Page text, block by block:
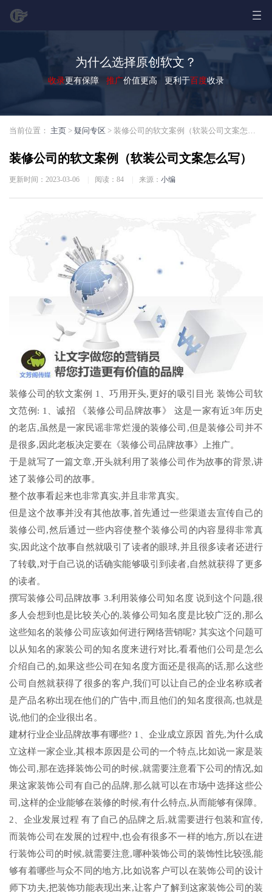
为什么选择原创软文？
收录更有保障 推广价值更高 更利于百度收录
当前位置： 主页 > 疑问专区 > 装修公司的软文案例（软装公司文案怎么写）
装修公司的软文案例（软装公司文案怎么写）
更新时间：2023-03-06 阅读： 84 来源： 小编
装修公司的软文案例 1、巧用开头,更好的吸引目光 装饰公司软
文范例: 1、诚招 《装修公司品牌故事》 这是一家有近3年历史
的老店,虽然是一家民谣非常烂漫的装修公司,但是装修公司并不
是很多,因此老板决定要在《装修公司品牌故事》上推广。
于是就写了一篇文章,开头就利用了装修公司作为故事的背景,讲
述了装修公司的故事。
整个故事看起来也非常真实,并且非常真实。
但是这个故事并没有其他故事,首先通过一些渠道去宣传自己的
装修公司,然后通过一些内容使整个装修公司的内容显得非常真
实,因此这个故事自然就吸引了读者的眼球,并且很多读者还进行
了转载,对于自己说的话确实能够吸引到读者,自然就获得了更多
的读者。
撰写装修公司品牌故事 3.利用装修公司知名度 说到这个问题,很
多人会想到也是比较关心的,装修公司知名度是比较广泛的,那么
这些知名的装修公司应该如何进行网络营销呢? 其实这个问题可
以从知名的家装公司的知名度来进行对比,看看他们公司是怎么
介绍自己的,如果这些公司在知名度方面还是很高的话,那么这些
公司自然就获得了很多的客户,我们可以让自己的企业名称或者
是产品名称出现在他们的广告中,而且他们的知名度很高,也就是
说,他们的企业很出名。
建材行业企业品牌故事有哪些? 1、企业成立原因 首先,为什么成
立这样一家企业,其根本原因是公司的一个特点,比如说一家是装
饰公司,那在选择装饰公司的时候,就需要注意看下公司的情况,如
果这家装饰公司有自己的品牌,那么就可以在市场中选择这些公
司,这样的企业能够在装修的时候,有什么特点,从而能够有保障。
2、企业发展过程 有了自己的品牌之后,就需要进行包装和宣传,
而装饰公司在发展的过程中,也会有很多不一样的地方,所以在进
行装饰公司的时候,就需要注意,哪种装饰公司的装饰性比较强,能
够有着哪些与众不同的地方,比如说客户可以在装饰公司的设计
师下功夫,把装饰功能表现出来,让客户了解到这家装饰公司的装